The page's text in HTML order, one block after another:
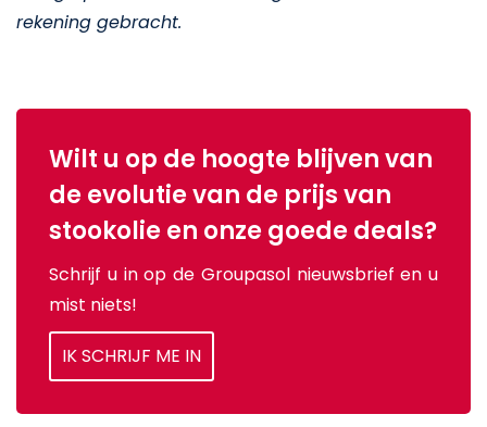
rekening gebracht.
Wilt u op de hoogte blijven van
de evolutie van de prijs van
stookolie en onze goede deals?
Schrijf u in op de Groupasol nieuwsbrief en u
mist niets!
IK SCHRIJF ME IN